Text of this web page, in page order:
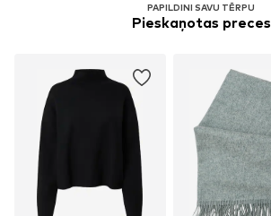
PAPILDINI SAVU TĒRPU
Pieskaņotas preces